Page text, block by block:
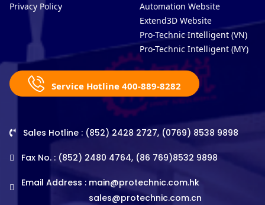
Privacy Policy
Automation Website
Extend3D Website
Pro-Technic Intelligent (VN)
Pro-Technic Intelligent (MY)
Service Hotline 400-889-8282
Sales Hotline : (852) 2428 2727, (0769) 8538 9898
Fax No. : (852) 2480 4764, (86 769)8532 9898
Email Address : main@protechnic.com.hk
sales@protechnic.com.cn